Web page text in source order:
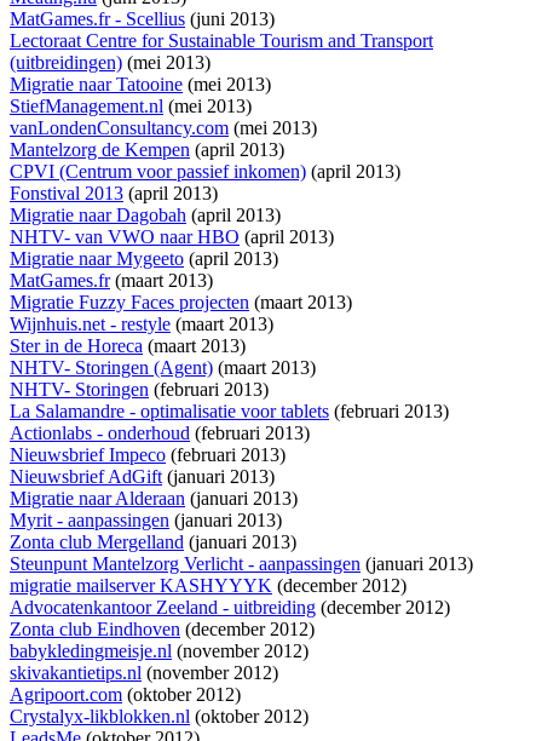
MatGames.fr - Scellius (juni 2013)
Lectoraat Centre for Sustainable Tourism and Transport
(uitbreidingen) (mei 2013)
Migratie naar Tatooine (mei 2013)
StiefManagement.nl (mei 2013)
vanLondenConsultancy.com (mei 2013)
Mantelzorg de Kempen (april 2013)
CPVI (Centrum voor passief inkomen) (april 2013)
Fonstival 2013 (april 2013)
Migratie naar Dagobah (april 2013)
NHTV- van VWO naar HBO (april 2013)
Migratie naar Mygeeto (april 2013)
MatGames.fr(maart 2013)
Migratie Fuzzy Faces projecten (maart 2013)
Wijnhuis.net - restyle (maart 2013)
Ster in de Horeca (maart 2013)
NHTV- Storingen (Agent) (maart 2013)
NHTV- Storingen (februari 2013)
La Salamandre - optimalisatie voor tablets (februari 2013)
Actionlabs - onderhoud (februari 2013)
Nieuwsbrief Impeco (februari 2013)
Nieuwsbrief AdGift(januari 2013)
Migratie naar Alderaan (januari 2013)
Myrit - aanpassingen (januari 2013)
Zonta club Mergelland (januari 2013)
Steunpunt Mantelzorg Verlicht - aanpassingen (januari 2013)
migratie mailserver KASHYYYK (december 2012)
Advocatenkantoor Zeeland - uitbreiding (december 2012)
Zonta club Eindhoven (december 2012)
babykledingmeisje.nl (november 2012)
skivakantietips.nl (november 2012)
Agripoort.com (oktober 2012)
Crystalyx-likblokken.nl (oktober 2012)